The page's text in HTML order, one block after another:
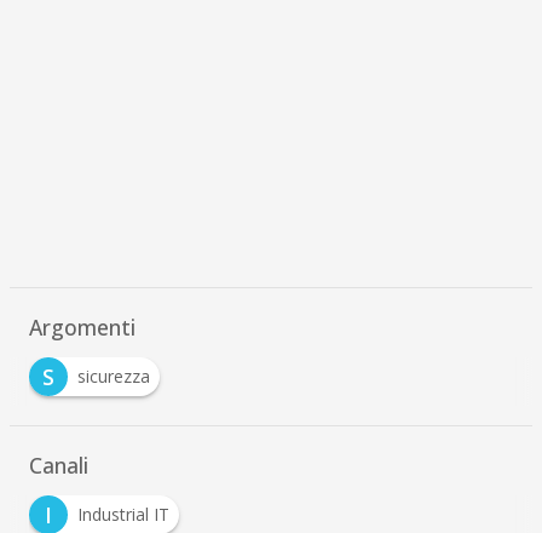
Argomenti
S
sicurezza
Canali
I
Industrial IT